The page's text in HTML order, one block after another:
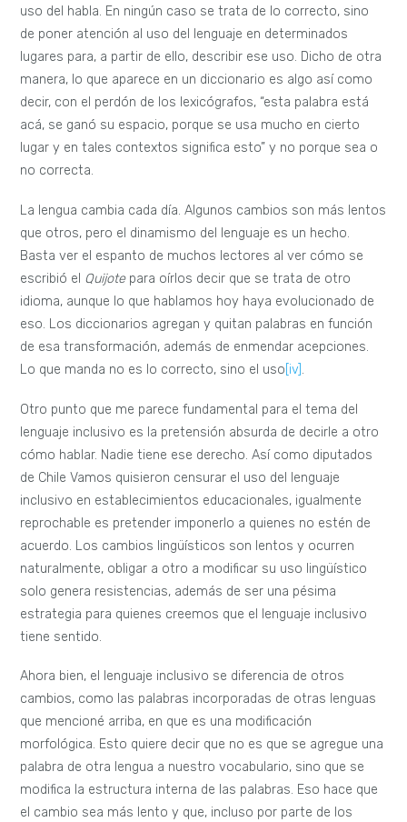
uso del habla. En ningún caso se trata de lo correcto, sino
de poner atención al uso del lenguaje en determinados
lugares para, a partir de ello, describir ese uso. Dicho de otra
manera, lo que aparece en un diccionario es algo así como
decir, con el perdón de los lexicógrafos, “esta palabra está
acá, se ganó su espacio, porque se usa mucho en cierto
lugar y en tales contextos significa esto” y no porque sea o
no correcta.
La lengua cambia cada día. Algunos cambios son más lentos
que otros, pero el dinamismo del lenguaje es un hecho.
Basta ver el espanto de muchos lectores al ver cómo se
escribió el Quijotepara oírlos decir que se trata de otro
idioma, aunque lo que hablamos hoy haya evolucionado de
eso. Los diccionarios agregan y quitan palabras en función
de esa transformación, además de enmendar acepciones.
Lo que manda no es lo correcto, sino el uso [iv] .
Otro punto que me parece fundamental para el tema del
lenguaje inclusivo es la pretensión absurda de decirle a otro
cómo hablar. Nadie tiene ese derecho. Así como diputados
de Chile Vamos quisieron censurar el uso del lenguaje
inclusivo en establecimientos educacionales, igualmente
reprochable es pretender imponerlo a quienes no estén de
acuerdo. Los cambios lingüísticos son lentos y ocurren
naturalmente, obligar a otro a modificar su uso lingüístico
solo genera resistencias, además de ser una pésima
estrategia para quienes creemos que el lenguaje inclusivo
tiene sentido.
Ahora bien, el lenguaje inclusivo se diferencia de otros
cambios, como las palabras incorporadas de otras lenguas
que mencioné arriba, en que es una modificación
morfológica. Esto quiere decir que no es que se agregue una
palabra de otra lengua a nuestro vocabulario, sino que se
modifica la estructura interna de las palabras. Eso hace que
el cambio sea más lento y que, incluso por parte de los